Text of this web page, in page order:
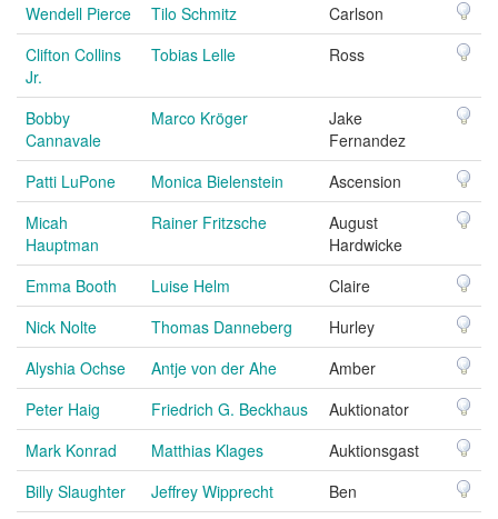
Wendell Pierce
Tilo Schmitz
Carlson
Clifton Collins
Jr.
Tobias Lelle Ross
Bobby
Cannavale
Marco Kröger
Jake
Fernandez
Patti LuPone
Monica Bielenstein
Ascension
Micah
Hauptman
Rainer Fritzsche
August
Hardwicke
Emma Booth
Luise Helm
Claire
Nick Nolte
Thomas Danneberg
Hurley
Alyshia Ochse
Antje von der Ahe
Amber
Peter Haig
Friedrich G. Beckhaus
Auktionator
Mark Konrad
Matthias Klages
Auktionsgast
Billy Slaughter
Jeffrey Wipprecht
Ben